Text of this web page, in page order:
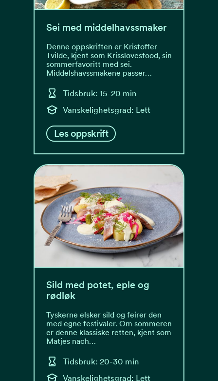
Sei med middelhavssmaker
Denne oppskriften er Kristoffer
Tvilde, kjent som Krisslovesfood, sin
sommerfavoritt med sei.
Middelshavssmakene passer…
Tidsbruk: 15-20 min
Vanskelighetsgrad: Lett
Les oppskrift
Sild med potet, eple og
rødløk
Tyskerne elsker sild og feirer den
med egne festivaler. Om sommeren
er denne klassiske retten, kjent som
Matjes nach…
Tidsbruk: 20-30 min
Vanskelighetsgrad: Lett